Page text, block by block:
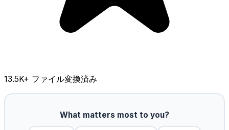
13.5K+ ファイル変換済み
What matters most to you?